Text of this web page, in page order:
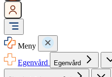
Meny
Egenvård
Egenvård